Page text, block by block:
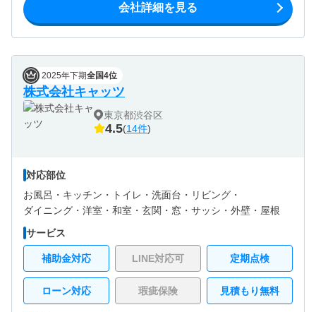
会社詳細を見る
2025年下期全国4位
株式会社キャッツ
東京都渋谷区
4.5(14件)
対応部位
お風呂・ キッチン・ トイレ・ 洗面台・ リビング・
ダイニング・ 洋室・ 和室・ 玄関・ 窓・サッシ・ 外壁・ 屋根
サービス
補助金対応 LINE対応可 定期点検
ローン対応 瑕疵保険 見積もり無料